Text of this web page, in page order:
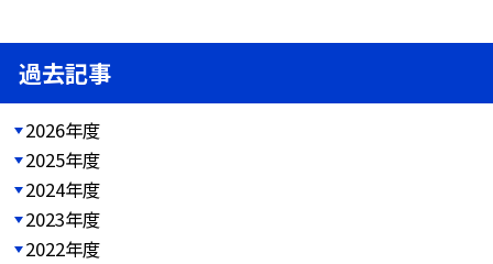
過去記事
2026年度
2025年度
2024年度
2023年度
2022年度